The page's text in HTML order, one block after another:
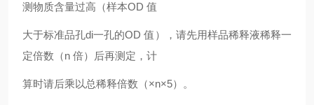
测物质含量过高（样本OD 值
大于标准品孔di一孔的OD 值），请先用样品稀释液稀释一
定倍数（n 倍）后再测定，计
算时请后乘以总稀释倍数（×n×5）。